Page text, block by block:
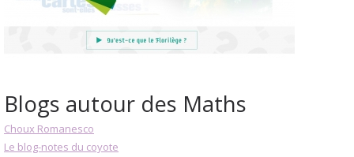
Blogs autour des Maths
Choux Romanesco
Le blog-notes du coyote